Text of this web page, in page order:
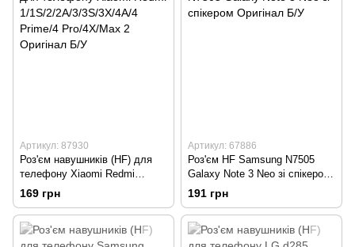
Артикул: 87930
Роз'єм навушників (HF) для
телефону Xiaomi Redmi
1/1S/2/2A/3/3S/3X/4A/4
Prime/4 Pro/4X/Max 2
Оригінал Б/У
169 грн
Артикул: 67886
Роз'єм HF Samsung N7505
Galaxy Note 3 Neo зі спікером
Оригінал Б/У
191 грн